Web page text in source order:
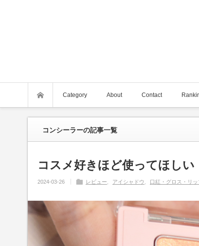
Category About Contact
コンシーラーの記事一覧
コスメ好きほど使ってほし
2024-03-26 レビュー アイシャドウ 口紅・グロス・リ